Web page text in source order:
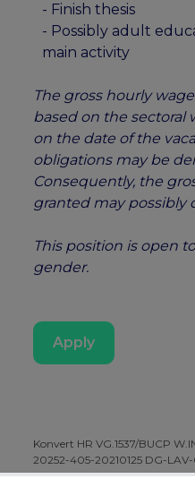
- Finish thesis
- Possibly adult
main activity
The gross hourly
based on the sectoral
on the date of the
obligations may be
Consequently, the
granted may possibly
This position is open
gender.
Apply
Konvert HR VG.1537/BUCP
20252-405-20210125 DG-